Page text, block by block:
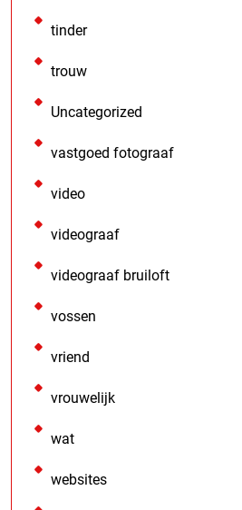
tinder
trouw
Uncategorized
vastgoed fotograaf
video
videograaf
videograaf bruiloft
vossen
vriend
vrouwelijk
wat
websites